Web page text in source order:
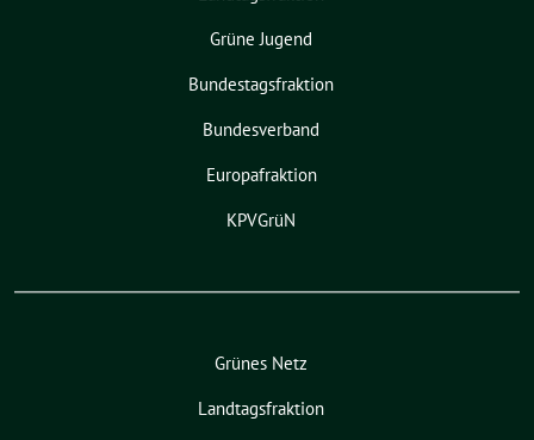
Grüne Jugend
Bundestagsfraktion
Bundesverband
Europafraktion
KPVGrüN
Grünes Netz
Landtagsfraktion